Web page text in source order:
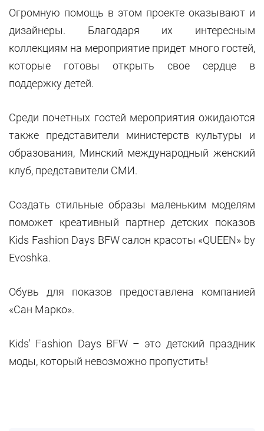
Огромную помощь в этом проекте оказывают и
дизайнеры. Благодаря их интересным
коллекциям на мероприятие придет много гостей,
которые готовы открыть свое сердце в
поддержку детей.
Среди почетных гостей мероприятия ожидаются
также представители министерств культуры и
образования, Минский международный женский
клуб, представители СМИ.
Создать стильные образы маленьким моделям
поможет креативный партнер детских показов
Kids Fashion Days BFW салон красоты «QUEEN» by
Evoshka.
Обувь для показов предоставлена компанией
«Сан Марко».
Kids' Fashion Days BFW – это детский праздник
моды, который невозможно пропустить!